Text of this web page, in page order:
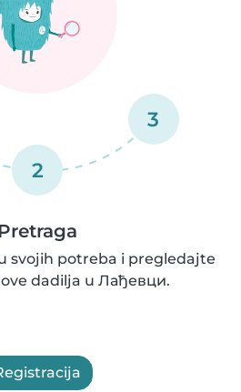
2
3
svojih potreba i pregledajte
dadilja u Лађевци.